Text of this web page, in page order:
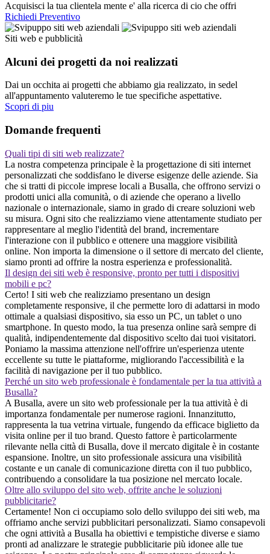
Acquisisci la tua clientela mente e' alla ricerca di cio che offri
Richiedi Preventivo
Siti web e pubblicità
Alcuni dei progetti da noi realizzati
Dai un occhita ai progetti che abbiamo gia realizzato, in sedel
all'appuntamento valuteremo le tue specifiche aspettative.
Scopri di piu
Domande frequenti
Quali tipi di siti web realizzate?
La nostra competenza principale è la progettazione di siti internet
personalizzati che soddisfano le diverse esigenze delle aziende. Sia
che si tratti di piccole imprese locali a Busalla, che offrono servizi o
prodotti unici alla comunità, o di aziende che operano a livello
nazionale o internazionale, siamo in grado di creare soluzioni web
su misura. Ogni sito che realizziamo viene attentamente studiato per
rappresentare al meglio l'identità del brand, incrementare
l'interazione con il pubblico e ottenere una maggiore visibilità
online. Non importa la dimensione o il settore di mercato del cliente,
siamo pronti ad offrire la nostra esperienza e professionalità.
Il design dei siti web è responsive, pronto per tutti i dispositivi
mobili e pc?
Certo! I siti web che realizziamo presentano un design
completamente responsive, il che permette loro di adattarsi in modo
ottimale a qualsiasi dispositivo, sia esso un PC, un tablet o uno
smartphone. In questo modo, la tua presenza online sarà sempre di
qualità, indipendentemente dal dispositivo scelto dai tuoi visitatori.
Poniamo la massima attenzione nell'offrire un'esperienza utente
eccellente su tutte le piattaforme, migliorando l'accessibilità e la
facilità di navigazione per il tuo pubblico.
Perché un sito web professionale è fondamentale per la tua attività a
Busalla?
A Busalla, avere un sito web professionale per la tua attività è di
importanza fondamentale per numerose ragioni. Innanzitutto,
rappresenta la tua vetrina virtuale, fungendo da efficace biglietto da
visita online per il tuo brand. Questo fattore è particolarmente
rilevante nella città di Busalla, dove il mercato digitale è in costante
espansione. Inoltre, un sito professionale assicura una visibilità
costante e un canale di comunicazione diretta con il tuo pubblico,
contribuendo a consolidare la tua posizione nel mercato locale.
Oltre allo sviluppo del sito web, offrite anche le soluzioni
pubblicitarie?
Certamente! Non ci occupiamo solo dello sviluppo dei siti web, ma
offriamo anche servizi pubblicitari personalizzati. Siamo consapevoli
che ogni attività a Busalla ha obiettivi e tempistiche diverse e siamo
pronti ad analizzare le strategie pubblicitarie più idonee alle tue